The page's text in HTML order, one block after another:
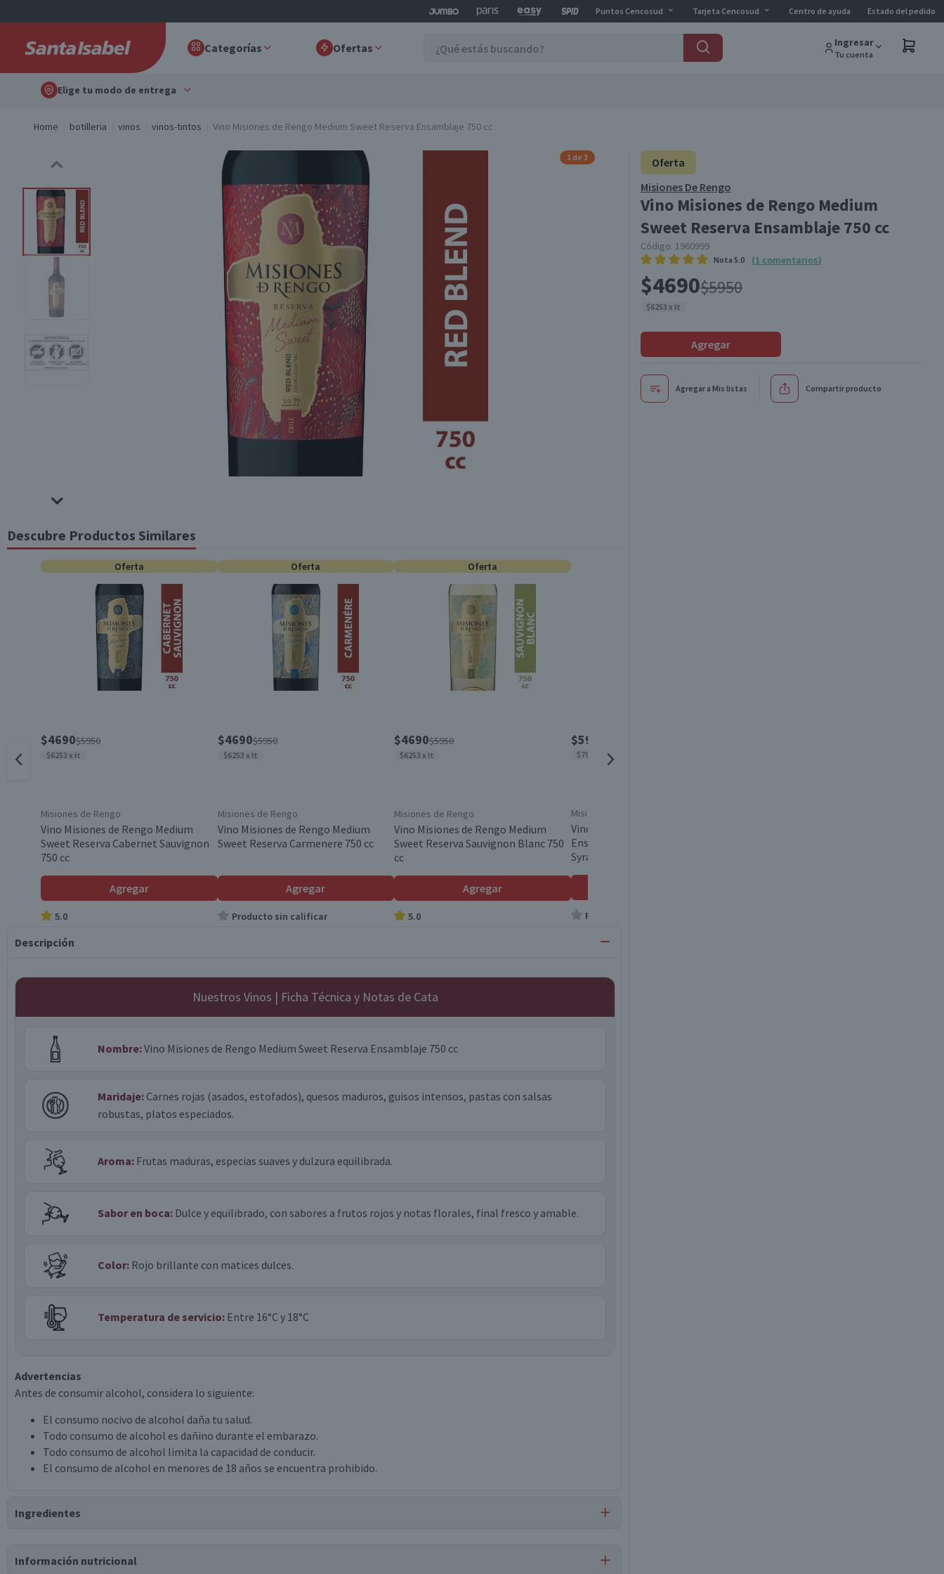
Puntos Cencosud Tarjeta Cencosud Centro de ayuda Estado del pedido
Categorías Ofertas Ingresar
Tu cuenta
Elige tu modo de entrega
Home botilleria vinos vinos-tintos Vino Misiones de Rengo Medium Sweet Reserva Ensamblaje 750 cc
Oferta
Misiones De Rengo
Vino Misiones de Rengo Medium
Sweet Reserva Ensamblaje 750 cc
Código: 1960999
Nota 5.0 (1 comentarios)
$4690$5950
$6253 x lt
Agregar
Agregar a Mis listas Compartir producto
1 de 3
Descubre Productos Similares
Oferta
$4690$5950
$6253 x lt
Misiones de Rengo
Vino Misiones de Rengo Medium
Sweet Reserva Cabernet Sauvignon
750 cc
Agregar
5.0
Oferta
$4690$5950
$6253 x lt
Misiones de Rengo
Vino Misiones de Rengo Medium
Sweet Reserva Carmenere 750 cc
Agregar
Producto sin calificar
Oferta
$4690$5950
$6253 x lt
Misiones de Rengo
Vino Misiones de Rengo Medium
Sweet Reserva Sauvignon Blanc 750
cc
Agregar
5.0
$5950
$7933 x lt
Misiones de Rengo
Vino Misiones de Rengo Reserva
Ensamblaje Cabernet Sauvignon
Syrah 750 cc
Producto sin calificar
Descripción
Nuestros Vinos | Ficha Técnica y Notas de Cata
Nombre:Vino Misiones de Rengo Medium Sweet Reserva Ensamblaje 750 cc
Maridaje: Carnes rojas (asados, estofados), quesos maduros, guisos intensos, pastas con salsas
robustas, platos especiados.
Aroma: Frutas maduras, especias suaves y dulzura equilibrada.
Sabor en boca: Dulce y equilibrado, con sabores a frutos rojos y notas florales, final fresco y amable.
Color: Rojo brillante con matices dulces.
Temperatura de servicio: Entre 16°C y 18°C
Advertencias
Antes de consumir alcohol, considera lo siguiente:
El consumo nocivo de alcohol daña tu salud.
Todo consumo de alcohol es dañino durante el embarazo.
Todo consumo de alcohol limita la capacidad de conducir.
El consumo de alcohol en menores de 18 años se encuentra prohibido.
Ingredientes
Información nutricional